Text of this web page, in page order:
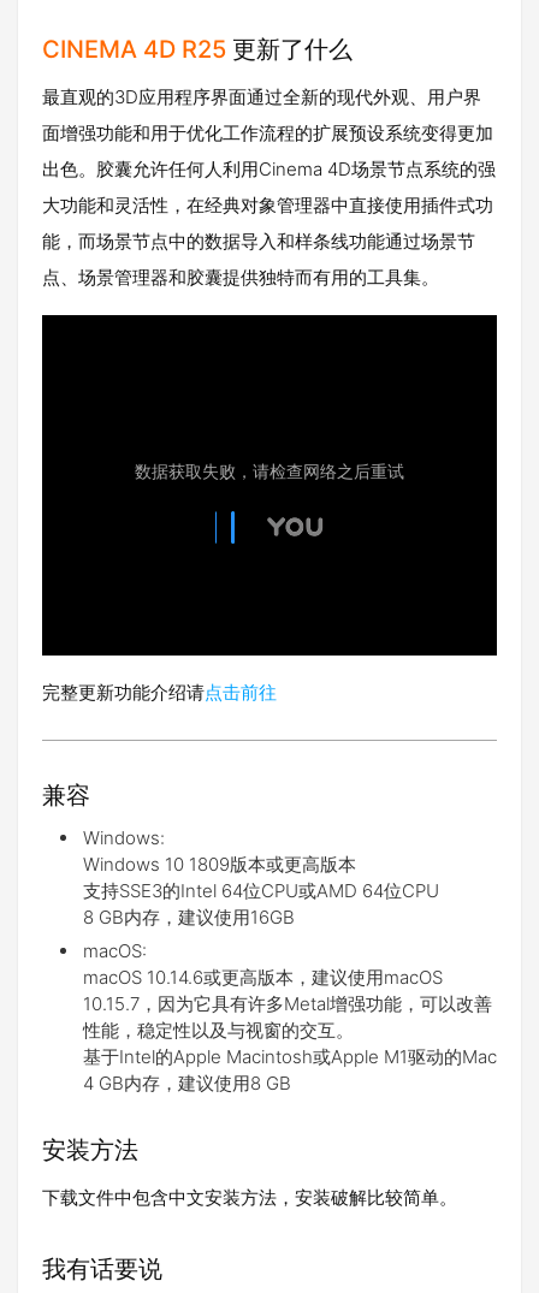
CINEMA 4D R25 更新了什么
最直观的3D应用程序界面通过全新的现代外观、用户界
面增强功能和用于优化工作流程的扩展预设系统变得更加
出色。胶囊允许任何人利用Cinema 4D场景节点系统的强
大功能和灵活性，在经典对象管理器中直接使用插件式功
能，而场景节点中的数据导入和样条线功能通过场景节
点、场景管理器和胶囊提供独特而有用的工具集。
完整更新功能介绍请点击前往
兼容
Windows:
Windows 10 1809版本或更高版本
支持SSE3的Intel 64位CPU或AMD 64位CPU
8 GB内存，建议使用16GB
macOS:
macOS 10.14.6或更高版本，建议使用macOS
10.15.7，因为它具有许多Metal增强功能，可以改善
性能，稳定性以及与视窗的交互。
基于Intel的Apple Macintosh或Apple M1驱动的Mac
4 GB内存，建议使用8 GB
安装方法
下载文件中包含中文安装方法，安装破解比较简单。
我有话要说